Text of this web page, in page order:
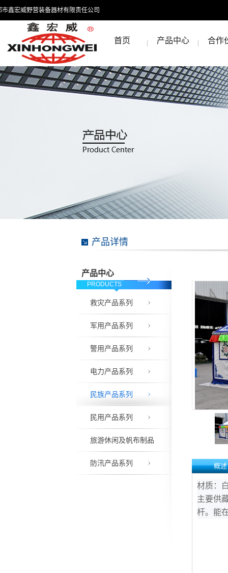
市鑫宏威野营装备器材有限责任公司
首页 产品中心 合作
产品中心
PRODUCTS
救灾产品系列
军用产品系列
警用产品系列
电力产品系列
民族产品系列
民用产品系列
旅游休闲及帆布制品
防汛产品系列
产品详情
概述
材质：
主要供
杆。能